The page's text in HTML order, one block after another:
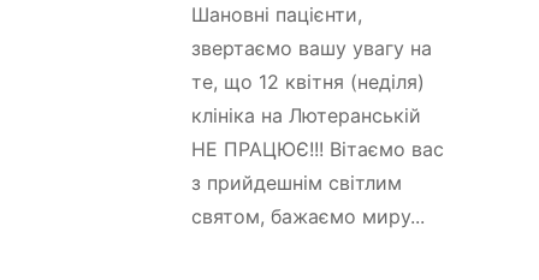
Шановні пацієнти,
звертаємо вашу увагу на
те, що 12 квітня (неділя)
клініка на Лютеранській
НЕ ПРАЦЮЄ!!! Вітаємо вас
з прийдешнім світлим
святом, бажаємо миру...